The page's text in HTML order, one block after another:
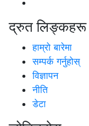
द्रुत लिङ्कहरू
हाम्रो बारेमा
सम्पर्क गर्नुहोस्
विज्ञापन
नीति
डेटा